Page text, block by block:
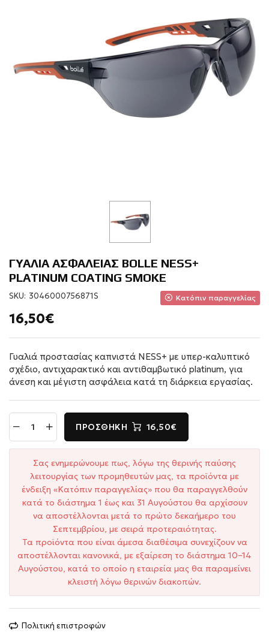
ΓΥΑΛΙΑ ΑΣΦΑΛΕΙΑΣ BOLLE NESS+
PLATINUM COATING SMOKE
SKU: 3046000756871S Κατόπιν παραγγελίας
16,50€
Γυαλιά προστασίας καπνιστά NESS+ με υπερ-καλυπτικό
σχέδιο, αντιχαρακτικό και αντιθαμβωτικό platinum, για
άνεση και μέγιστη ασφάλεια κατά τη διάρκεια εργασίας.
ΠΡΟΣΘΉΚΗ 16,50€
Σας ενημερώνουμε πως, λόγω της θερινής παύσης
λειτουργίας των προμηθευτών μας, τα προϊόντα με
ένδειξη «Κατόπιν παραγγελίας» που θα παραγγελθούν
κατά το διάστημα 1 έως και 31 Αυγούστου θα αρχίσουν
να αποστέλλονται μετά το πρώτο δεκαήμερο του
Σεπτεμβρίου, με σειρά προτεραιότητας.
Τα προϊόντα που είναι άμεσα διαθέσιμα συνεχίζουν να
αποστέλλονται κανονικά, με εξαίρεση το διάστημα 10–14
Αυγούστου, κατά το οποίο η εταιρεία μας θα παραμείνει
κλειστή λόγω θερινών διακοπών.
Πολιτική επιστροφών